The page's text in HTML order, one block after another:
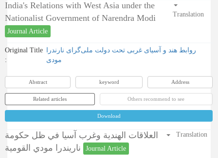
India's Relations with West Asia under the
Nationalist Government of Narendra Modi
Journal Article
Translation
Original Title
:
روابط هند و آسیای غربی تحت دولت ملی‌گرای نارندرا
مودی
Abstract keyword Address
Related articles Others recommend to see
Download
العلاقات الهندية وغرب آسيا في ظل حكومة
Journal Article
Translation